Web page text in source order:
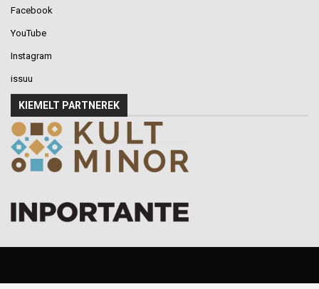
Facebook
YouTube
Instagram
issuu
KIEMELT PARTNEREK